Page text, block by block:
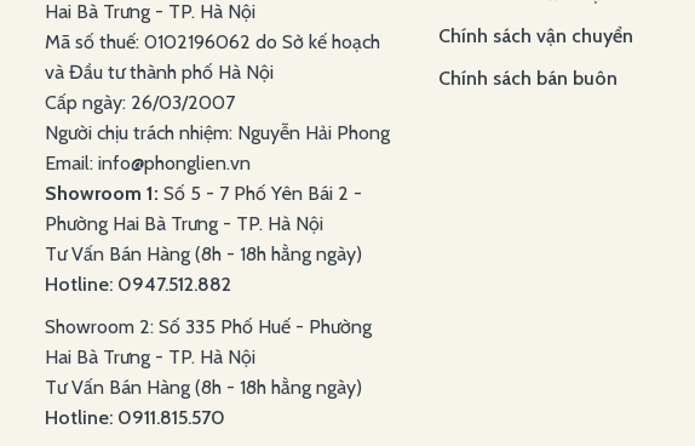
Hai Bà Trưng - TP. Hà Nội
Mã số thuế: 0102196062 do Sở kế hoạch
và Đầu tư thành phố Hà Nội
Cấp ngày: 26/03/2007
Người chịu trách nhiệm: Nguyễn Hải Phong
Email: info@phonglien.vn
Showroom 1: Số 5 - 7 Phố Yên Bái 2 -
Phường Hai Bà Trưng - TP. Hà Nội
Tư Vấn Bán Hàng (8h - 18h hằng ngày)
Hotline: 0947.512.882
Showroom 2: Số 335 Phố Huế - Phường
Hai Bà Trưng - TP. Hà Nội
Tư Vấn Bán Hàng (8h - 18h hằng ngày)
Hotline: 0911.815.570
Chính sách vận chuyển
Chính sách bán buôn